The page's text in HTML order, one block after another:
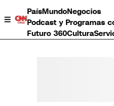
PaísMundoNegocios
Podcast y Programas
Futuro 360Cultura